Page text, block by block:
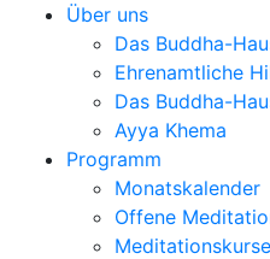
Über uns
Das Buddha-
Ehrenamtliche
Das Buddha-
Ayya Khema
Programm
Monatskalender
Offene